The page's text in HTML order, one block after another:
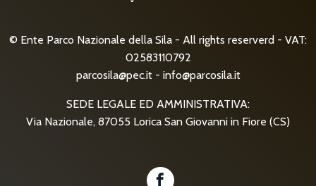
© Ente Parco Nazionale della Sila - All rights reserverd - VAT:
02583110792
parcosila@pec.it- info@parcosila.it
SEDE LEGALE ED AMMINISTRATIVA:
Via Nazionale, 87055 Lorica San Giovanni in Fiore (CS)